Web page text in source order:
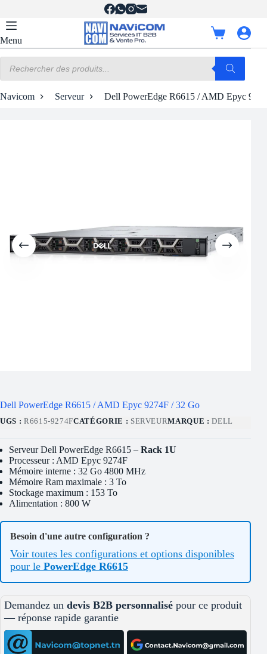
contenu
Menu
Panier
d’achat
produits
Navicom Serveur Dell PowerEdge R6615 / AMD Epyc
Dell PowerEdge R6615 / AMD Epyc 9274F / 32 Go
UGS : R6615-9274FCATÉGORIE : SERVEURMARQUE :DELL
Serveur Dell PowerEdge R6615 – Rack 1U
Processeur : AMD Epyc 9274F
Mémoire interne : 32 Go 4800 MHz
Mémoire Ram maximale : 3 To
Stockage maximum : 153 To
Alimentation : 800 W
Besoin d'une autre configuration ?
Voir toutes les configurations et options disponibles
pour le PowerEdge R6615
Demandez un devis B2B personnalisé pour ce produit
— réponse rapide garantie